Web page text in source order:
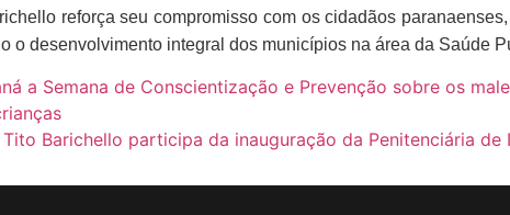
reforça seu compromisso com os cidadãos
o desenvolvimento integral dos municípios na área da Saúde
a Semana de Conscientização e Prevenção sobre os
Barichello participa da inauguração da Penitenciária de